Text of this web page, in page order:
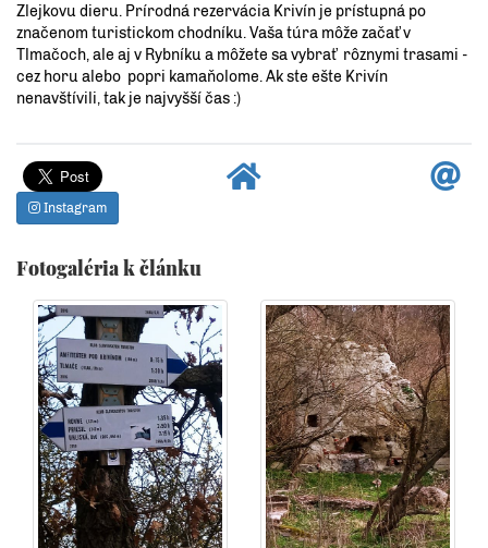
Zlejkovu dieru. Prírodná rezervácia Krivín je prístupná po
značenom turistickom chodníku. Vaša túra môže začať v
Tlmačoch, ale aj v Rybníku a môžete sa vybrať rôznymi trasami -
cez horu alebo popri kamaňolome. Ak ste ešte Krivín
nenavštívili, tak je najvyšší čas :)
Instagram
Fotogaléria k článku